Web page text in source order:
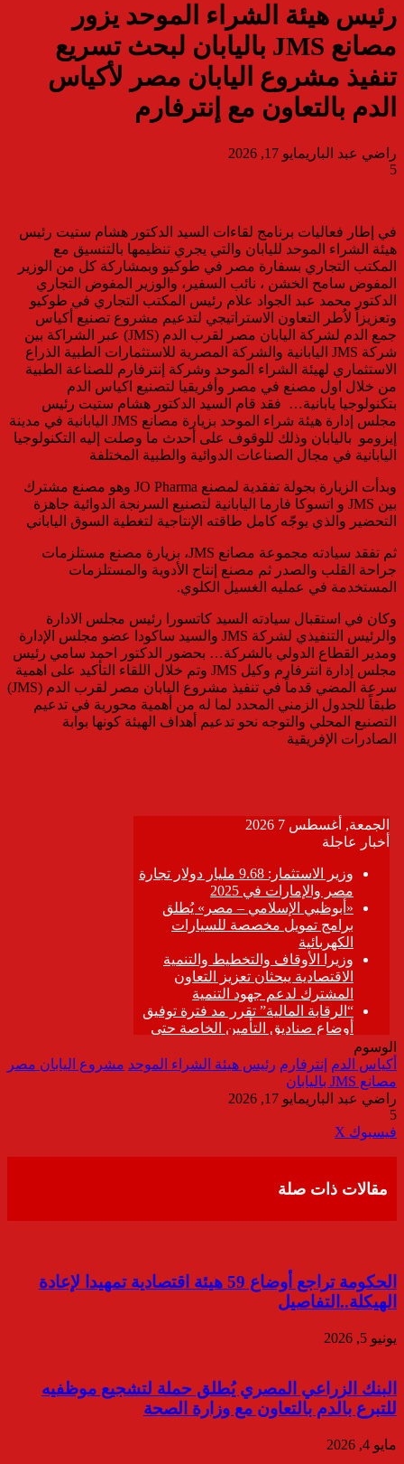
رئيس هيئة الشراء الموحد يزور
مصانع JMS باليابان لبحث تسريع
تنفيذ مشروع اليابان مصر لأكياس
الدم بالتعاون مع إنترفارم
راضي عبد الباريمايو 17, 2026
5
في إطار فعاليات برنامج لقاءات السيد الدكتور هشام ستيت رئيس
هيئة الشراء الموحد لليابان والتي يجري تنظيمها بالتنسيق مع
المكتب التجاري بسفارة مصر في طوكيو وبمشاركة كل من الوزير
المفوض سامح الخشن ، نائب السفير، والوزير المفوض التجاري
الدكتور محمد عبد الجواد علام رئيس المكتب التجاري في طوكيو
وتعزيزاً لاُطر التعاون الاستراتيجي لتدعيم مشروع تصنيع أكياس
جمع الدم لشركة اليابان مصر لقرب الدم (JMS) عبر الشراكة بين
شركة JMS اليابانية والشركة المصرية للاستثمارات الطبية الذراع
الاستثماري لهيئة الشراء الموحد وشركة إنترفارم للصناعة الطبية
من خلال اول مصنع في مصر وأفريقيا لتصنيع اكياس الدم
بتكنولوجيا يابانية… فقد قام السيد الدكتور هشام ستيت رئيس
مجلس إدارة هيئة شراء الموحد بزيارة مصانع JMS اليابانية في مدينة
إيزومو باليابان وذلك للوقوف على أحدث ما وصلت إليه التكنولوجيا
اليابانية في مجال الصناعات الدوائية والطبية المختلفة
وبدأت الزيارة بجولة تفقدية لمصنع JO Pharma وهو مصنع مشترك
بين JMS و اتسوكا فارما اليابانية لتصنيع السرنجة الدوائية جاهزة
التحضير والذي يوجّه كامل طاقته الإنتاجية لتغطية السوق الياباني
ثم تفقد سيادته مجموعة مصانع JMS، بزيارة مصنع مستلزمات
جراحة القلب والصدر ثم مصنع إنتاج الأدوية والمستلزمات
المستخدمة في عمليه الغسيل الكلوي.
وكان في استقبال سيادته السيد كاتسورا رئيس مجلس الادارة
والرئيس التنفيذي لشركة JMS والسيد ساكودا عضو مجلس الإدارة
ومدير القطاع الدولي بالشركة… بحضور الدكتور احمد سامي رئيس
مجلس إدارة انترفارم وكيل JMS وتم خلال اللقاء التأكيد على اهمية
سرعة المضي قدماً في تنفيذ مشروع اليابان مصر لقرب الدم (JMS)
طبقاً للجدول الزمني المحدد لما له من أهمية محورية في تدعيم
التصنيع المحلي والتوجه نحو تدعيم أهداف الهيئة كونها بوابة
الصادرات الإفريقية
الوسوم
أكياس الدم إنترفارم رئيس هيئة الشراء الموحد مشروع اليابان مصر
مصانع JMS باليابان
راضي عبد الباريمايو 17, 2026
5
فيسبوك ‫X
مقالات ذات صلة
الحكومة تراجع أوضاع 59 هيئة اقتصادية تمهيدا لإعادة
الهيكلة..التفاصيل
يونيو 5, 2026
البنك الزراعي المصري يُطلق حملة لتشجيع موظفيه
للتبرع بالدم بالتعاون مع وزارة الصحة
مايو 4, 2026